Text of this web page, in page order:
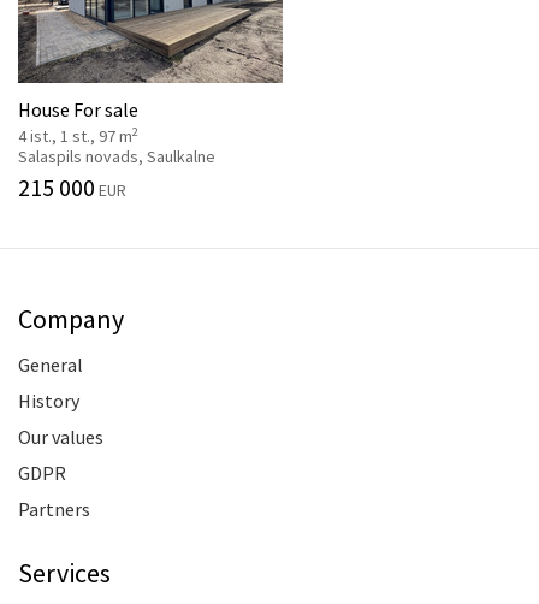
House For sale
4 ist., 1 st., 97 m2
Salaspils novads, Saulkalne
215 000 EUR
Company
General
History
Our values
GDPR
Partners
Services